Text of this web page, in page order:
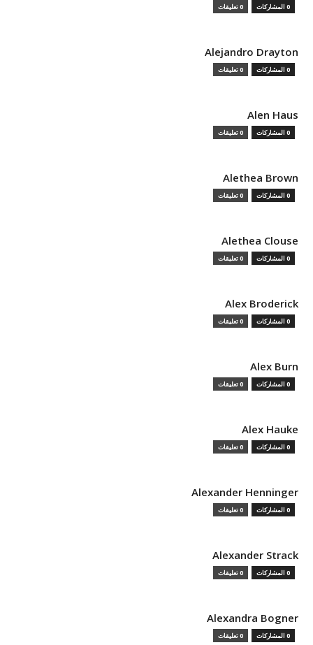
0 المشاركات 0 تعليقات
Alejandro Drayton
0 المشاركات 0 تعليقات
Alen Haus
0 المشاركات 0 تعليقات
Alethea Brown
0 المشاركات 0 تعليقات
Alethea Clouse
0 المشاركات 0 تعليقات
Alex Broderick
0 المشاركات 0 تعليقات
Alex Burn
0 المشاركات 0 تعليقات
Alex Hauke
0 المشاركات 0 تعليقات
Alexander Henninger
0 المشاركات 0 تعليقات
Alexander Strack
0 المشاركات 0 تعليقات
Alexandra Bogner
0 المشاركات 0 تعليقات